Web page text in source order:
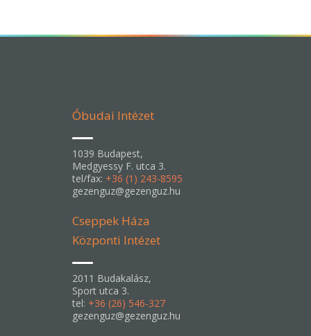
Óbudai Intézet
1039 Budapest,
Medgyessy F. utca 3.
tel/fax: +36 (1) 243-8595
gezenguz@gezenguz.hu
Cseppek Háza
Központi Intézet
2011 Budakalász,
Sport utca 3.
tel: +36 (26) 546-327
gezenguz@gezenguz.hu